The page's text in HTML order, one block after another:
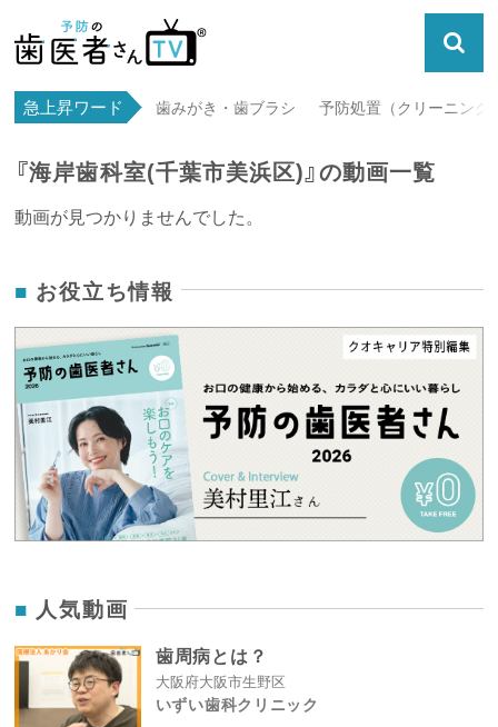
急上昇ワード 歯みがき・歯ブラシ 予防処置（クリーニング
『海岸歯科室(千葉市美浜区)』の動画一覧
動画が見つかりませんでした。
お役立ち情報
人気動画
歯周病とは？
大阪府大阪市生野区
いずい歯科クリニック